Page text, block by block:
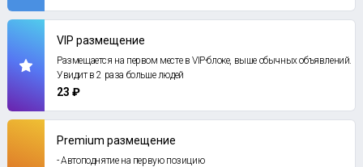
VIP размещение
Размещается на первом месте в VIP-блоке, выше обычных объявлений.
Увидит в 2 раза больше людей
23 ₽
Premium размещение
- Автоподнятие на первую позицию